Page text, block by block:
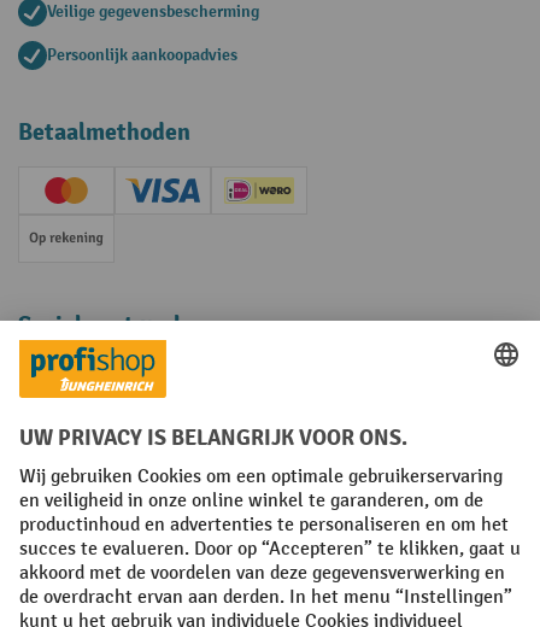
Veilige gegevensbescherming
Persoonlijk aankoopadvies
Betaalmethoden
Creditcard (Master)Creditcard (Visa)iDEAL | Wero
Op rekening
Sociale netwerken
Facebook
YouTube
LinkedInInstagram
Algemene leveringsvoorwaarden Copyright
Privacyverklaring Privacy Instellingen
All prices excl. VAT plusshipping costs and possible delivery charges,
if not stated otherwise.